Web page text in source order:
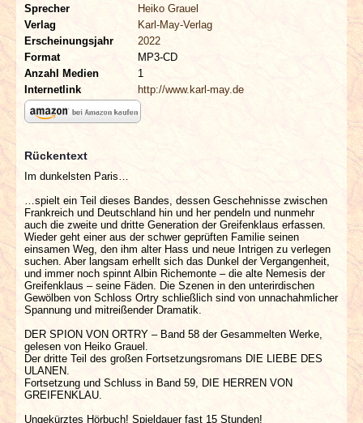
LINKS
ARCHIV
Sprecher
Heiko Grauel
Verlag
Karl-May-Verlag
Erscheinungsjahr
2022
Format
MP3-CD
Anzahl Medien
1
Internetlink
http://www.karl-may.de
Rückentext
Im dunkelsten Paris…
…spielt ein Teil dieses Bandes, dessen Geschehnisse zwischen
Frankreich und Deutschland hin und her pendeln und nunmehr
auch die zweite und dritte Generation der Greifenklaus erfassen.
Wieder geht einer aus der schwer geprüften Familie seinen
einsamen Weg, den ihm alter Hass und neue Intrigen zu verlegen
suchen. Aber langsam erhellt sich das Dunkel der Vergangenheit,
und immer noch spinnt Albin Richemonte – die alte Nemesis der
Greifenklaus – seine Fäden. Die Szenen in den unterirdischen
Gewölben von Schloss Ortry schließlich sind von unnachahmlicher
Spannung und mitreißender Dramatik.
DER SPION VON ORTRY – Band 58 der Gesammelten Werke,
gelesen von Heiko Grauel.
Der dritte Teil des großen Fortsetzungsromans DIE LIEBE DES
ULANEN.
Fortsetzung und Schluss in Band 59, DIE HERREN VON
GREIFENKLAU.
Ungekürztes Hörbuch! Spieldauer fast 15 Stunden!